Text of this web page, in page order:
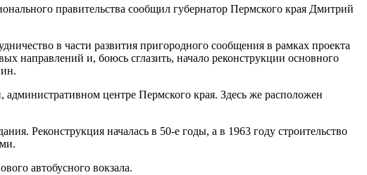
правительства сообщил губернатор Пермского края Дмитрий
в части развития пригородного сообщения в рамках проекта
направлений и, боюсь сглазить, начало реконструкции основного
центре Пермского края. Здесь же расположен
Реконструкция началась в 50-е годы, а в 1963 году строительство
автобусного вокзала.